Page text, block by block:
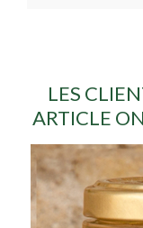
LES
ARTICLE